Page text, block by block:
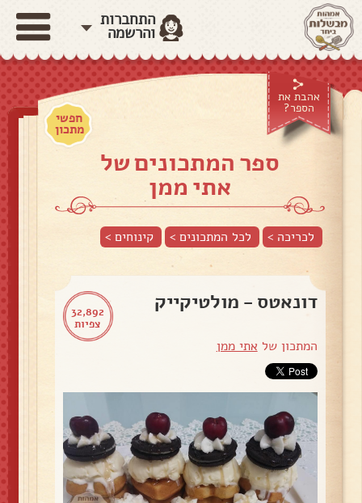
התחברות
והרשמה
אהבת את
הספר?
חפשי
מתכון
ספר המתכונים של
אתי ממן
לכריכה > לכל המתכונים > קינוחים>
32,892
צפיות
דונאטס - מולטיקייק
המתכון של אתי ממן